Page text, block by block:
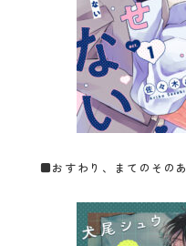
■おすわり、まてのその